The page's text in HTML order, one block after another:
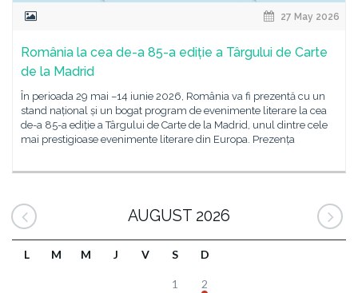
27 May 2026
România la cea de-a 85-a ediție a Târgului de Carte
de la Madrid
În perioada 29 mai –14 iunie 2026, România va fi prezentă cu un
stand național și un bogat program de evenimente literare la cea
de-a 85-a ediție a Târgului de Carte de la Madrid, unul dintre cele
mai prestigioase evenimente literare din Europa. Prezența
AUGUST 2026
L M M J V S D
1 2